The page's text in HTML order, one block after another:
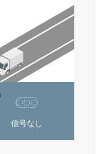
信号なし